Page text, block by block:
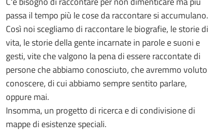
passa il tempo più le cose da raccontare si accumulano.
Così noi scegliamo di raccontare le biografie, le storie di
vita, le storie della gente incarnate in parole e suoni e
gesti, vite che valgono la pena di essere raccontate di
persone che abbiamo conosciuto, che avremmo voluto
conoscere, di cui abbiamo sempre sentito parlare,
oppure mai.
Insomma, un progetto di ricerca e di condivisione di
mappe di esistenze speciali.